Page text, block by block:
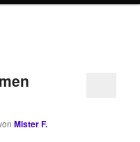
Mister F.